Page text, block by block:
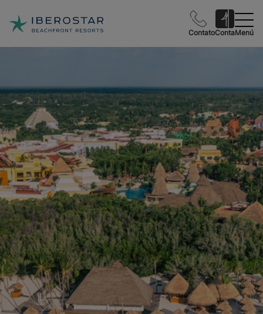
ContatoContaMenú